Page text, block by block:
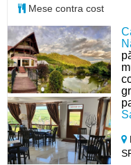
Mese contra cost